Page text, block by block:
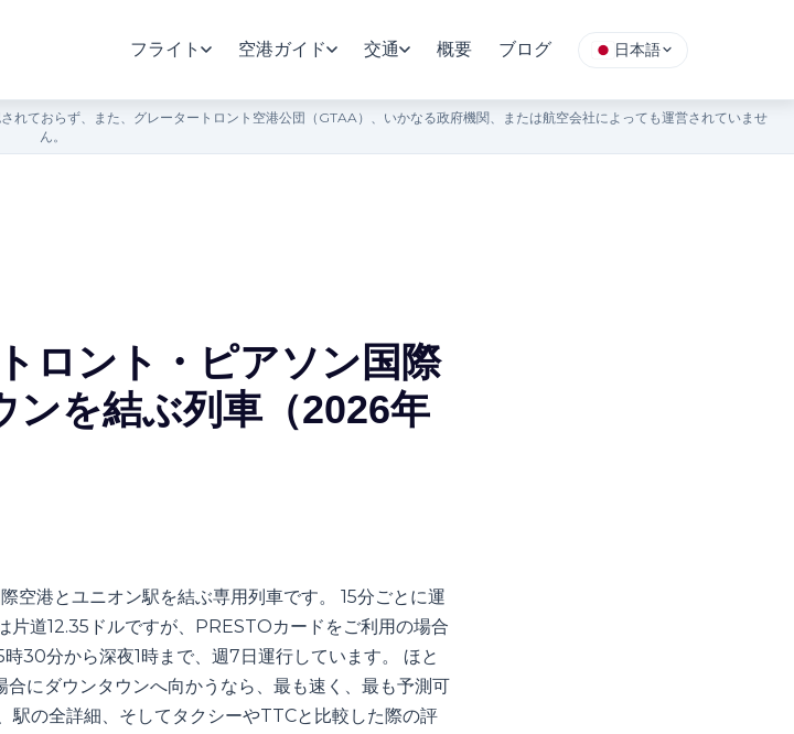
フライト 空港ガイド 交通 概要 ブログ 日本語
ておらず、また、グレータートロント空港公団（GTAA）、いかなる政府機関、または航空会社によっても運営されていませ
ん。
ロント・ピアソン国際
ンを結ぶ列車（2026年
空港とユニオン駅を結ぶ専用列車です。 15分ごとに運
道12.35ドルですが、PRESTOカードをご利用の場合
30分から深夜1時まで、週7日運行しています。 ほと
にダウンタウンへ向かうなら、最も速く、最も予測可
駅の全詳細、そしてタクシーやTTCと比較した際の評